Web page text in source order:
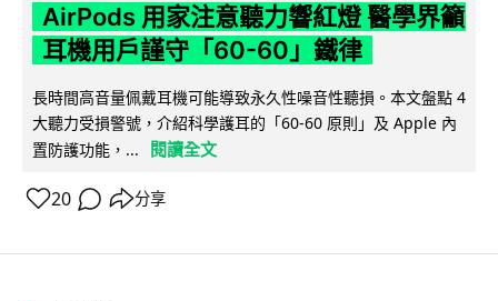
AirPods 用家注意聽力響紅燈 醫學界籲
耳機用戶謹守「60-60」鐵律
長時間高音量佩戴耳機可能導致永久性噪音性聽損。本文盤點 4
大聽力受損警號，介紹科學護耳的「60-60 原則」及 Apple 內
置防護功能，...
閱讀全文
20 分享